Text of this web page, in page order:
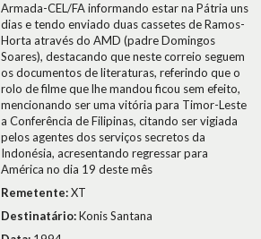
Armada-CEL/FA informando estar na Pátria uns
dias e tendo enviado duas cassetes de Ramos-
Horta através do AMD (padre Domingos
Soares), destacando que neste correio seguem
os documentos de literaturas, referindo que o
rolo de filme que lhe mandou ficou sem efeito,
mencionando ser uma vitória para Timor-Leste
a Conferência de Filipinas, citando ser vigiada
pelos agentes dos serviços secretos da
Indonésia, acresentando regressar para
América no dia 19 deste mês
Remetente:XT
Destinatário:Konis Santana